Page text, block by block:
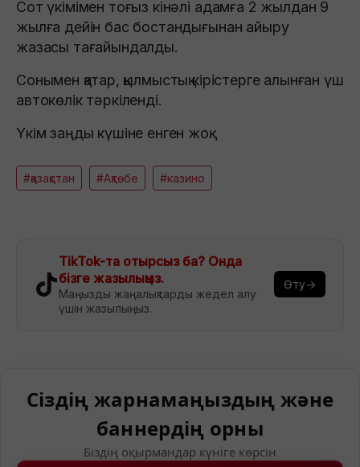
Сот үкімімен тоғыз кінәлі адамға 2 жылдан 9
жылға дейін бас бостандығынан айыру
жазасы тағайындалды.
Сонымен қатар, қылмыстық кірістерге алынған үш
автокөлік тәркіленді.
Үкім заңды күшіне енген жоқ.
#қазақстан #Ақтөбе #казино
TikTok-та отырсыз ба? Онда
бізге жазылыңыз.
Маңызды жаңалықтарды жедел алу
үшін жазылыңыз.
Өту→
Сіздің жарнамаңыздың және
баннердің орны
Біздің оқырмандар күніге көрсін